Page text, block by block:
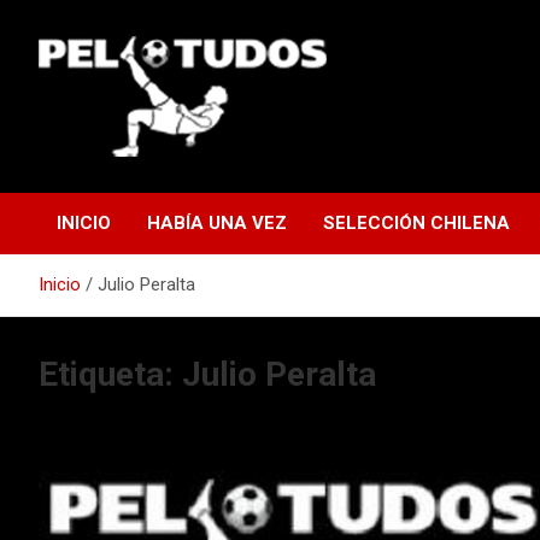
contenido
INICIO HABÍA UNA VEZ SELECCIÓN CHILENA
Inicio Julio Peralta
Etiqueta: Julio Peralta